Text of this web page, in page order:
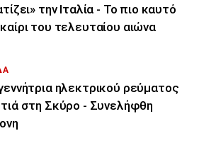
την Ιταλία - Το πιο καυτό
του τελευταίου αιώνα
ηλεκτρικού ρεύματος
στη Σκύρο - Συνελήφθη